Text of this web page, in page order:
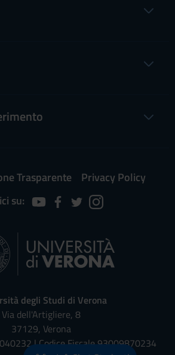
Trasparente
Privacy Policy
su:
degli Studi di Verona
Via dell'Artigliere, 8
37129, Verona
| Codice Fiscale 93009870234